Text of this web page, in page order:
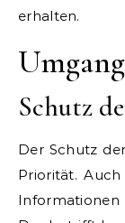
erhalten.
Schutz
Der Schutz
Priorität.